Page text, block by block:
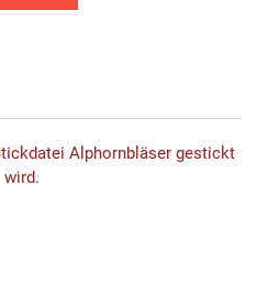
Alphornbläser gestickt
wird.